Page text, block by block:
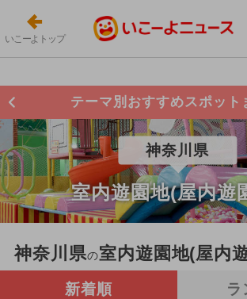
いこーよトップ
テーマ別おすすめスポット
神奈川県
室内遊園地(屋内遊
神奈川県の室内遊園地(屋内
新着順 ラ